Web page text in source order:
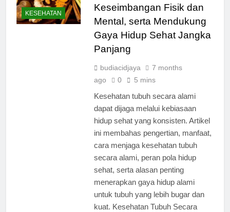
KESEHATAN
Keseimbangan Fisik dan
Mental, serta Mendukung
Gaya Hidup Sehat Jangka
Panjang
budiacidjaya
7 months
ago
0 5 mins
Kesehatan tubuh secara alami
dapat dijaga melalui kebiasaan
hidup sehat yang konsisten. Artikel
ini membahas pengertian, manfaat,
cara menjaga kesehatan tubuh
secara alami, peran pola hidup
sehat, serta alasan penting
menerapkan gaya hidup alami
untuk tubuh yang lebih bugar dan
kuat. Kesehatan Tubuh Secara